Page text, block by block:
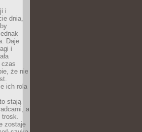
i
dnia,
Daje
i
czas
że nie
ich rola
stają
a
trosk.
zostaje